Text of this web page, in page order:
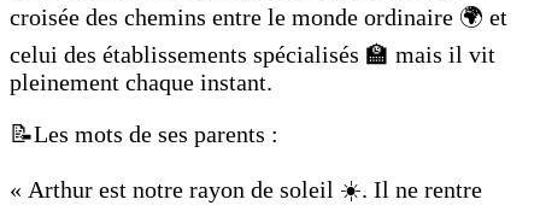
croisée des chemins entre le monde ordinaire 🌍 et
celui des établissements spécialisés 🏫 mais il vit
pleinement chaque instant.
📝Les mots de ses parents :
« Arthur est notre rayon de soleil ☀️. Il ne rentre